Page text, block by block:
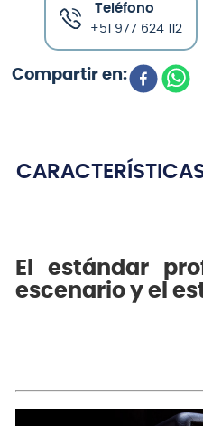
Teléfono
+51 977 624 112
El estándar
escenario y el